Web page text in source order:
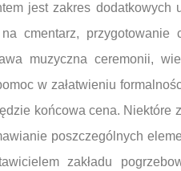
jest zakres dodatkowych
cmentarz, przygotowanie
muzyczna ceremonii,
w załatwieniu
końcowa cena. Niektóre
poszczególnych
zakładu